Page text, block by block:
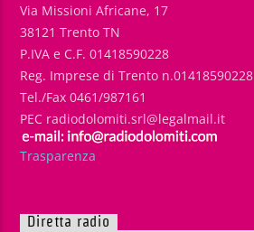
Via Missioni Africane, 17
38121 Trento TN
P.IVA e C.F. 01418590228
Reg. Imprese di Trento n.01418590228
Tel./Fax 0461/987161
PEC radiodolomiti.srl@legalmail.it
Trasparenza
Diretta radio